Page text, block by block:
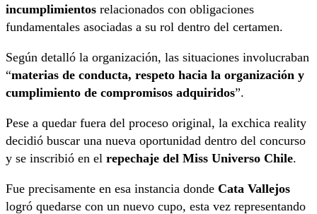
incumplimientos relacionados con obligaciones
fundamentales asociadas a su rol dentro del certamen.
Según detalló la organización, las situaciones involucraban
“materias de conducta, respeto hacia la organización y
cumplimiento de compromisos adquiridos”.
Pese a quedar fuera del proceso original, la exchica reality
decidió buscar una nueva oportunidad dentro del concurso
y se inscribió en el repechaje del Miss Universo Chile.
Fue precisamente en esa instancia donde Cata Vallejos
logró quedarse con un nuevo cupo, esta vez representando